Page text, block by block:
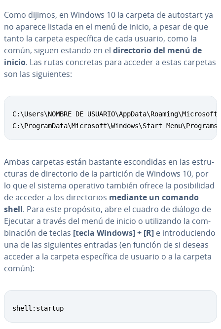
Como dijimos, en Windows 10 la carpeta de autostart ya
no aparece listada en el menú de inicio, a pesar de que
tanto la carpeta es­pe­cí­fi­ca de cada usuario, como la
común, siguen estando en el di­re­c­to­rio del menú de
inicio. Las rutas concretas para acceder a estas carpetas
son las si­guie­n­tes:
C:\Users\NOMBRE DE
C:\ProgramData\Microsoft\Windows\Start
Ambas carpetas están bastante es­co­n­di­das en las es­tru­
c­tu­ras de di­re­c­to­rio de la partición de Windows 10, por
lo que el sistema operativo también ofrece la po­si­bi­li­dad
de acceder a los di­re­c­to­rios mediante un comando
shell. Para este propósito, abre el cuadro de diálogo de
Ejecutar a través del menú de inicio o uti­li­za­n­do la co­m­
bi­na­ción de teclas [tecla Windows] + [R] e in­tro­du­cie­n­do
una de las si­guie­n­tes entradas (en función de si deseas
acceder a la carpeta es­pe­cí­fi­ca de usuario o a la carpeta
común):
shell:startup